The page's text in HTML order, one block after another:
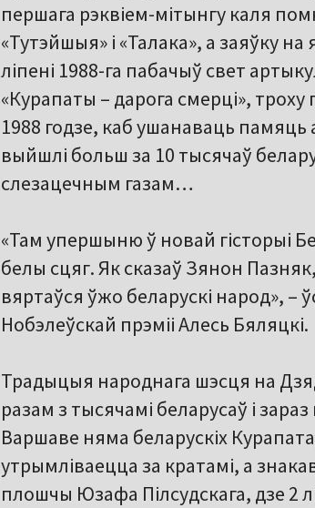
першага рэквіем-мітынгу каля
«Тутэйшыя» і «Талака», а заяўку
ліпені 1988-га пабачыў свет
«Курапаты – дарога смерці»,
1988 годзе, каб ушанаваць памяць
выйшлі больш за 10 тысячаў
слезацечным газам…
«Там упершыню ў новай гісторыі
белы сцяг. Як сказаў Зянон
вяртаўся ўжо беларускі народ», –
Нобэлеўскай прэміі Алесь Бяляцкі.
Традыцыя народнага шэсця на
разам з тысячамі беларусаў і
Варшаве няма беларускіх
утрымліваецца за кратамі, а
плошчы Юзафа Пілсудскага, дзе 2